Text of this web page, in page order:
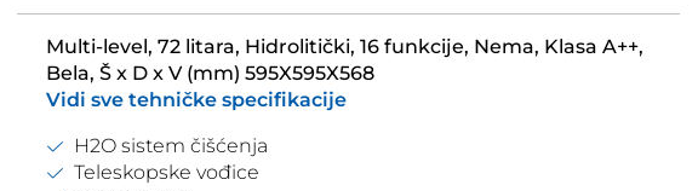
Multi-level, 72 litara, Hidrolitički, 16 funkcije, Nema, Klasa A++,
Bela, Š x D x V (mm) 595X595X568
Vidi sve tehničke specifikacije
H2O sistem čišćenja
Teleskopske vođice